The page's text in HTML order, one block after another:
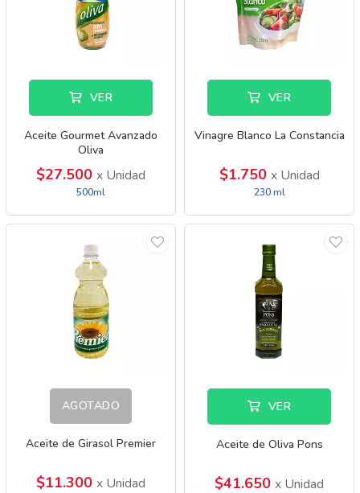
VER
Aceite Gourmet Avanzado
Oliva
$27.500 x Unidad
500ml
VER
Vinagre Blanco La Constancia
$1.750 x Unidad
230 ml
AGOTADO
Aceite de Girasol Premier
$11.300 x Unidad
VER
Aceite de Oliva Pons
$41.650 x Unidad